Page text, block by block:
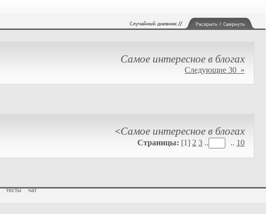
Самое интересное в блогах
Следующие 30 »
<Самое интересное в блогах
Страницы: [1] 2 3 .. .. 10
| тесты | чат